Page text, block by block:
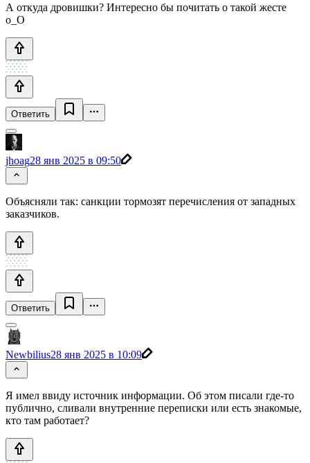
А откуда дровишки? Интересно бы почитать о такой жесте
о_О
Ответить
jhoag28 янв 2025 в 09:50
Объясняли так: санкции тормозят перечисления от западных
заказчиков.
Ответить
Newbilius28 янв 2025 в 10:09
Я имел ввиду источник информации. Об этом писали где-то
публично, сливали внутренние переписки или есть знакомые,
кто там работает?